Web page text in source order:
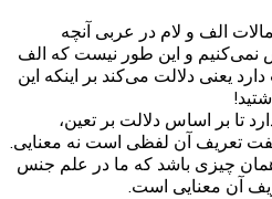
الف و لام در عربی آنچه
نمی‌کنیم و این طور نیست که الف
یعنی دلالت می‌کند بر اینکه این
تا بر اساس دلالت بر تعین،
تعریف آن لفظی است نه معنایی.
چیزی باشد که ما در علم جنس
آن معنایی است.